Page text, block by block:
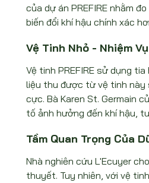
của dự án PREFIRE nhằm
biến đổi khí hậu chính xác
Vệ Tinh Nhỏ - Nhiệm
Vệ tinh PREFIRE sử dụng
liệu thu được từ vệ tinh này
cực. Bà Karen St. Germain
tố ảnh hưởng đến khí hậu,
Tầm Quan Trọng Của
Nhà nghiên cứu L'Ecuyer
thuyết. Tuy nhiên, với vệ